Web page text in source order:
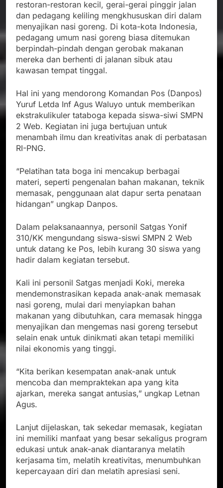
restoran-restoran kecil, gerai-gerai pinggir jalan
dan pedagang keliling mengkhususkan diri dalam
menyajikan nasi goreng. Di kota-kota Indonesia,
pedagang umum nasi goreng biasa ditemukan
berpindah-pindah dengan gerobak makanan
mereka dan berhenti di jalanan sibuk atau
kawasan tempat tinggal.
Hal ini yang mendorong Komandan Pos (Danpos)
Yuruf Letda Inf Agus Waluyo untuk memberikan
ekstrakulikuler tataboga kepada siswa-siwi SMPN
2 Web. Kegiatan ini juga bertujuan untuk
menambah ilmu dan kreativitas anak di perbatasan
RI-PNG.
“Pelatihan tata boga ini mencakup berbagai
materi, seperti pengenalan bahan makanan, teknik
memasak, penggunaan alat dapur serta penataan
hidangan” ungkap Danpos.
Dalam pelaksanaannya, personil Satgas Yonif
310/KK mengundang siswa-siswi SMPN 2 Web
untuk datang ke Pos, lebih kurang 30 siswa yang
hadir dalam kegiatan tersebut.
Kali ini personil Satgas menjadi Koki, mereka
mendemonstrasikan kepada anak-anak memasak
nasi goreng, mulai dari menyiapkan bahan
makanan yang dibutuhkan, cara memasak hingga
menyajikan dan mengemas nasi goreng tersebut
selain enak untuk dinikmati akan tetapi memiliki
nilai ekonomis yang tinggi.
“Kita berikan kesempatan anak-anak untuk
mencoba dan mempraktekan apa yang kita
ajarkan, mereka sangat antusias,” ungkap Letnan
Agus.
Lanjut dijelaskan, tak sekedar memasak, kegiatan
ini memiliki manfaat yang besar sekaligus program
edukasi untuk anak-anak diantaranya melatih
kerjasama tim, melatih kreativitas, menumbuhkan
kepercayaan diri dan melatih apresiasi seni.